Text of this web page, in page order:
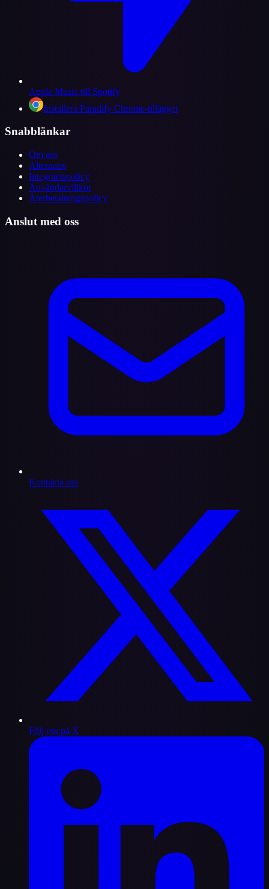
Apple Music till Spotify
Installera Paradify Chrome-tillägget
Snabblänkar
Om oss
Alternativ
Integritetspolicy
Användarvillkor
Återbetalningspolicy
Anslut med oss
Kontakta oss
Följ oss på X